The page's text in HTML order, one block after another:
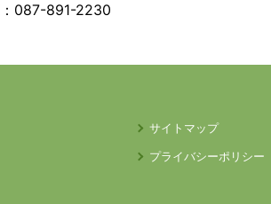
891-2230
サイトマップ
プライバシーポリシー